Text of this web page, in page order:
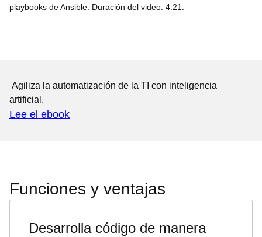
playbooks de Ansible. Duración del video: 4:21.
Agiliza la automatización de la TI con inteligencia
artificial.
Lee el ebook
Funciones y ventajas
Desarrolla código de manera